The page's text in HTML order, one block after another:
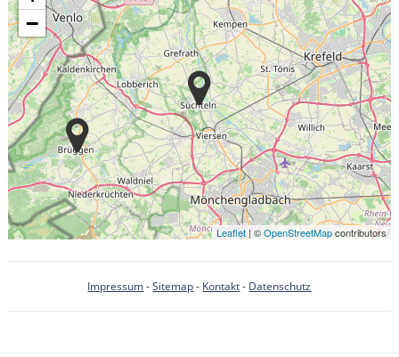
−
Leaflet| ©OpenStreetMapcontributors
Impressum-Sitemap- Kontakt- Datenschutz